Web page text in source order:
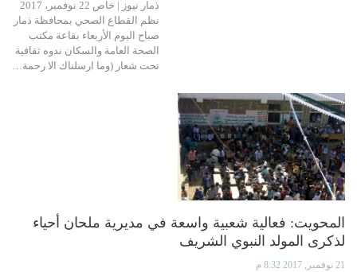
ذمار نيوز | خاص 22 نوفمبر، 2017
نظم القطاع الصحي بمحافظة ذمار
صباح اليوم الأربعاء بقاعة مكتب
الصحة العامة والسكان ندوه ثقافية
تحت شعار (وما ارسلناك الا رحمة…
المحويت: فعالية شعبية واسعة في مديرية ملحان أحياء
لذكرى المولد النبوي الشريف
21 نوفمبر, 2017 8:32 م